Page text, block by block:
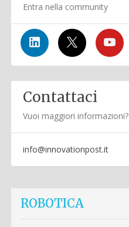
Entra nella community
Contattaci
Vuoi maggiori informazioni?
info@innovationpost.it
ROBOTICA